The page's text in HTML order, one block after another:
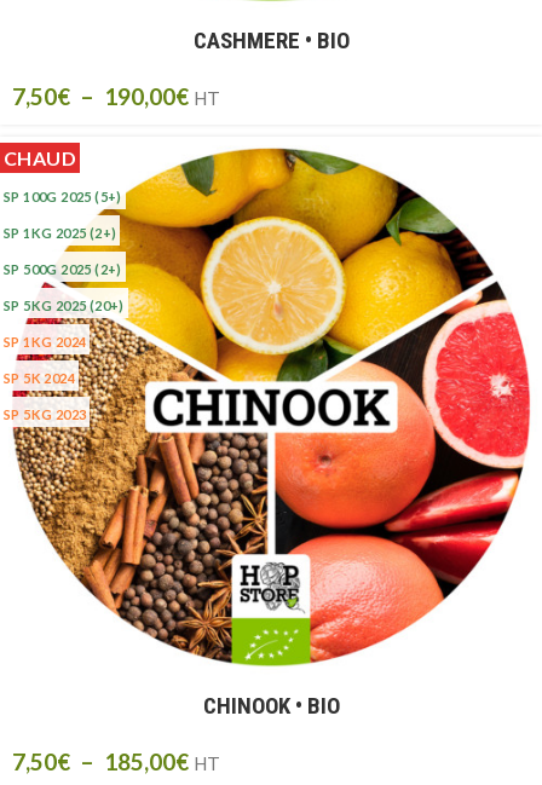
CASHMERE • BIO
7,50€ – 190,00€ HT
CHAUD
SP 100G 2025(5+)
SP 1KG 2025 (2+)
SP 500G 2025(2+)
SP 5KG 2025(20+)
SP 1KG 2024
SP 5K 2024
SP 5KG 2023
CHINOOK • BIO
7,50€ – 185,00€ HT